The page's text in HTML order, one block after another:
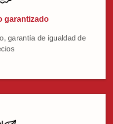
garantizado
garantía de igualdad de